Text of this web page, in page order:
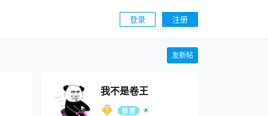
登录 注册
发新帖
我不是卷王